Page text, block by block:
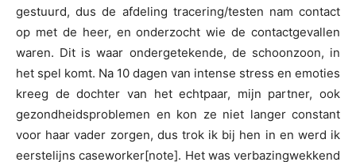
gestuurd, dus de afdeling tracering/testen nam contact
op met de heer, en onderzocht wie de contactgevallen
waren. Dit is waar ondergetekende, de schoonzoon, in
het spel komt. Na 10 dagen van intense stress en emoties
kreeg de dochter van het echtpaar, mijn partner, ook
gezondheidsproblemen en kon ze niet langer constant
voor haar vader zorgen, dus trok ik bij hen in en werd ik
eerstelijns caseworker[note]. Het was verbazingwekkend